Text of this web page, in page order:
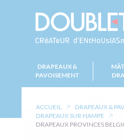
DRAPEAUX &
PAVOISEMENT
ACCUEIL
DRAPEAUX &
DRAPEAUX SUR HAMPE
DRAPEAUX PROVINCES